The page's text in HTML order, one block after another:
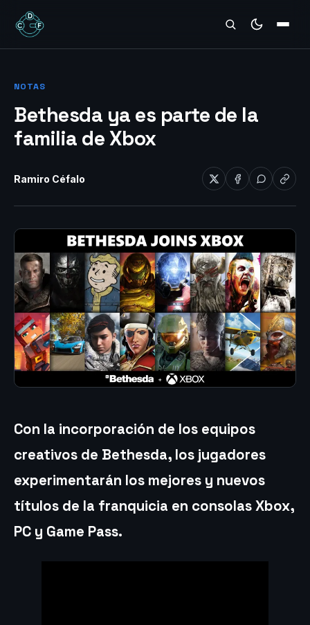
REVIEWS
NOTAS
Bethesda ya es parte de la
familia de Xbox
Ramiro Céfalo
Con la incorporación de los equipos
creativos de Bethesda, los jugadores
experimentarán los mejores y nuevos
títulos de la franquicia en consolas Xbox,
PC y Game Pass.